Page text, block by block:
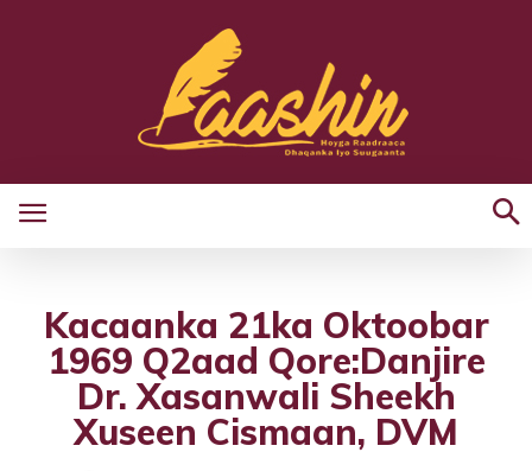
Kacaanka 21ka Oktoobar
1969 Q2aad Qore:Danjire
Dr. Xasanwali Sheekh
Xuseen Cismaan, DVM